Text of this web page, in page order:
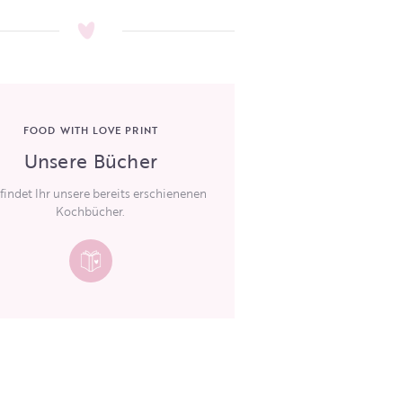
FOOD WITH LOVE PRINT
Unsere Bücher
Ihr unsere bereits erschienenen
Kochbücher.